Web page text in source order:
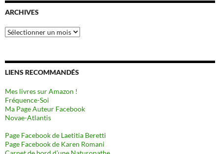
ARCHIVES
Archives
LIENS RECOMMANDÉS
Mes livres sur Amazon !
Fréquence-Soi
Ma Page Auteur Facebook
Novae-Atlantis
Page Facebook de Laetitia Beretti
Page Facebook de Karen Romani